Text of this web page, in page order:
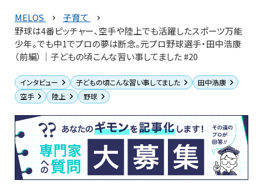
MELOS
子育て
野球は4番ピッチャー、空手や陸上でも活躍したスポーツ万能
少年。でも中1でプロの夢は断念。元プロ野球選手・田中浩康
（前編）│子どもの頃こんな習い事してました #20
インタビュー 子どもの頃こんな習い事してました
田中浩康
空手
陸上 野球